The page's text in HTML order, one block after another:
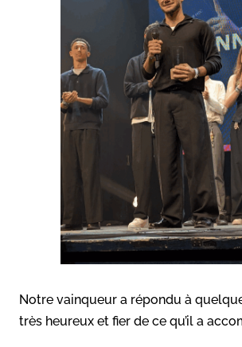
Notre vainqueur a répondu à
très heureux et fier de ce qu’il a